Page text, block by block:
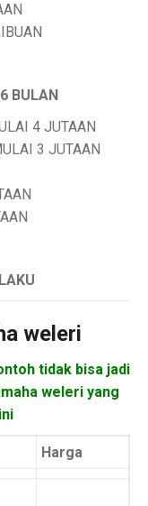
BULAN
4 JUTAAN
3 JUTAAN
weleri
tidak bisa jadi
weleri yang
Harga